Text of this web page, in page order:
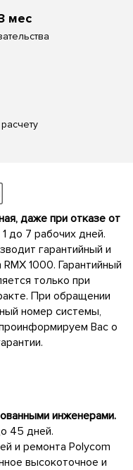
мес
даже при отказе от
до 7 рабочих дней.
гарантийный и
1000. Гарантийный
только при
При обращении
номер системы,
Вас о
инженерами.
45 дней.
и ремонта Polycom
высокоточное и